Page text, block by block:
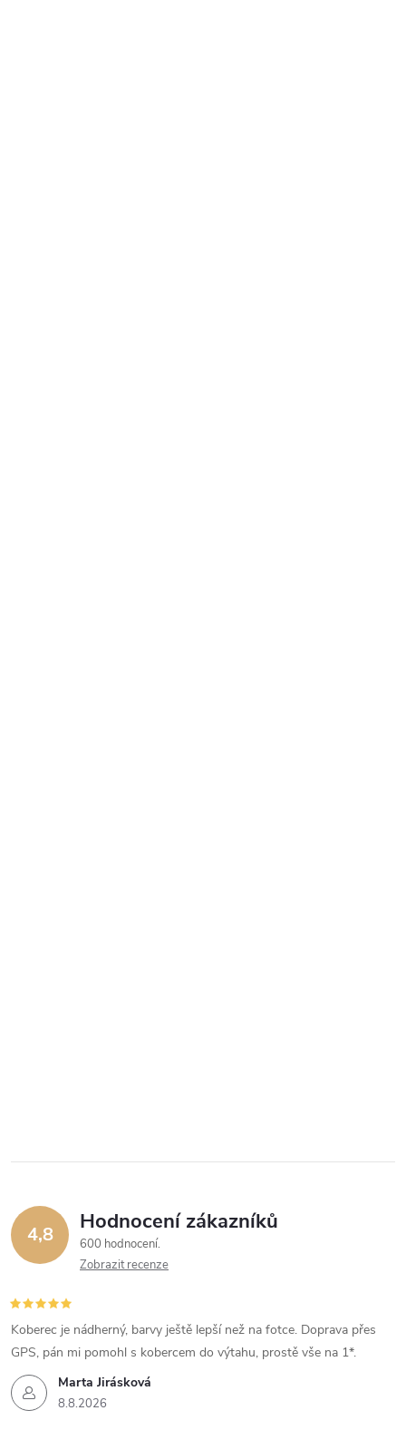
4,8 Hodnocení zákazníků
600 hodnocení
Zobrazit recenze
Marta Jirásková
8.8.2026
Koberec je nádherný, barvy ještě lepší než na fotce. Doprava přes
GPS, pán mi pomohl s kobercem do výtahu, prostě vše na 1*.